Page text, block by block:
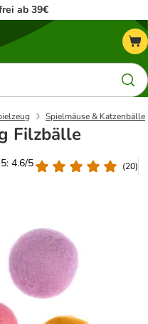
ab 39€
Spielmäuse & Katzenbälle
Filzbälle
4.6/5
(20)